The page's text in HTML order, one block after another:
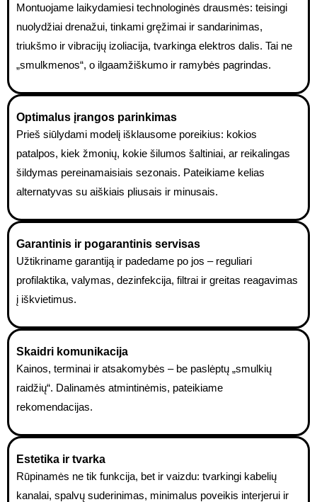
Montuojame laikydamiesi technologinės drausmės: teisingi
nuolydžiai drenažui, tinkami gręžimai ir sandarinimas,
triukšmo ir vibracijų izoliacija, tvarkinga elektros dalis. Tai ne
„smulkmenos“, o ilgaamžiškumo ir ramybės pagrindas.
Optimalus įrangos parinkimas
Prieš siūlydami modelį išklausome poreikius: kokios
patalpos, kiek žmonių, kokie šilumos šaltiniai, ar reikalingas
šildymas pereinamaisiais sezonais. Pateikiame kelias
alternatyvas su aiškiais pliusais ir minusais.
Garantinis ir pogarantinis servisas
Užtikriname garantiją ir padedame po jos – reguliari
profilaktika, valymas, dezinfekcija, filtrai ir greitas reagavimas
į iškvietimus.
Skaidri komunikacija
Kainos, terminai ir atsakomybės – be paslėptų „smulkių
raidžių“. Dalinamės atmintinėmis, pateikiame
rekomendacijas.
Estetika ir tvarka
Rūpinamės ne tik funkcija, bet ir vaizdu: tvarkingi kabelių
kanalai, spalvų suderinimas, minimalus poveikis interjerui ir